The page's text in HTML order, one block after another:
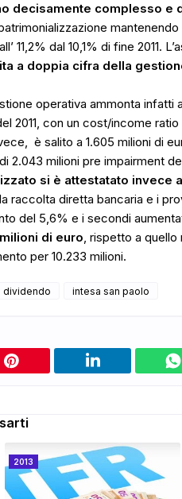
decisamente complesso e
11,2% dal 10,1% di fine 2011.
a doppia cifra della
operativa ammonta infatti
2011, con un cost/income
è salito a 1.605 milioni di
2.043 milioni pre impairment
si è attestatato invece
raccolta diretta bancaria e i
del 5,6% e i secondi
di euro, rispetto a quello
per 10.233 milioni.
dividendo intesa san paolo
2013